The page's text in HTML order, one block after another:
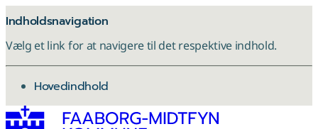
Indholdsnavigation
Vælg et link for at navigere til det respektive indhold.
gå til
Hovedindhold